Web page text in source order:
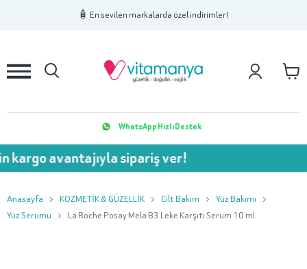
🧴 En sevilen markalarda özel indirimler!
2 3
WhatsApp Hızlı Destek
sipariş ver!
Anasayfa KOZMETİK & GÜZELLİK Cilt Bakım
Yüz Bakımı
Yüz Serumu
La Roche Posay Mela B3 Leke Karşıtı Serum 10 ml